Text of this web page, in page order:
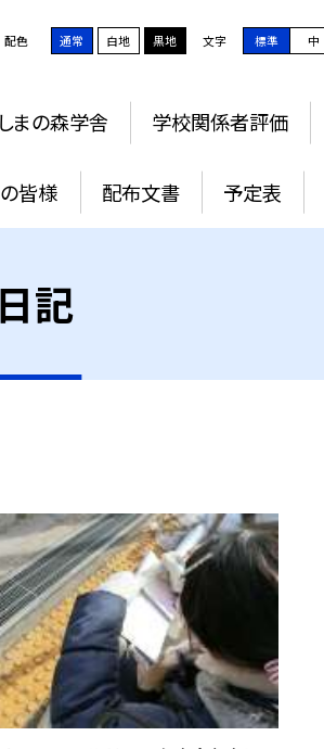
配色 通常 白地 黒地 文字 標準 中
まの森学舎 学校関係者評価
皆様 配布文書 予定表
記